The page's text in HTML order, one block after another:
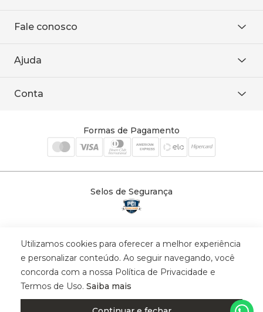
Onde encontrar
Baixe o APP
Fale conosco
WhatsApp
Ajuda
Política de entrega
Conta
Cadastre-se
Formas de Pagamento
Selos de Segurança
© 2025 Trinys Indústria e Comércio Ltda - Todos os direitos reservados
| CNPJ: 59.907.634/0001-75 | Rua Santa Augusta, 409 - Vila
Califórnia - Osvaldo Cruz - SP - CEP: 17702-316.
Utilizamos cookies para oferecer a melhor experiência
e personalizar conteúdo. Ao seguir navegando, você
concorda com a nossa Política de Privacidade e
Termos de Uso. Saiba mais